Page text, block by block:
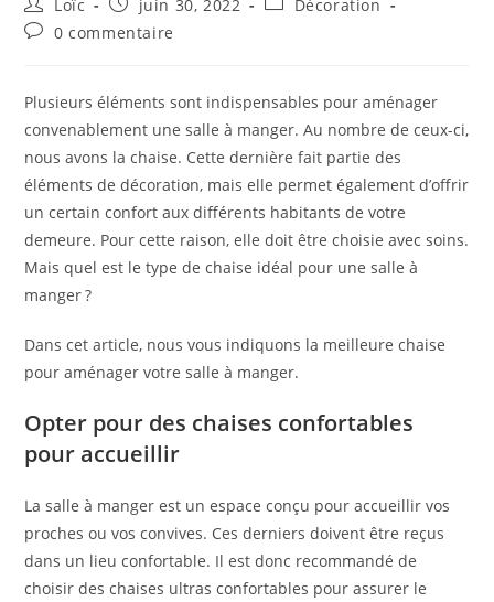
Loïc juin 30, 2022
Décoration
0 commentaire
Plusieurs éléments sont indispensables pour aménager
convenablement une salle à manger. Au nombre de ceux-ci,
nous avons la chaise. Cette dernière fait partie des
éléments de décoration, mais elle permet également d’offrir
un certain confort aux différents habitants de votre
demeure. Pour cette raison, elle doit être choisie avec soins.
Mais quel est le type de chaise idéal pour une salle à
manger ?
Dans cet article, nous vous indiquons la meilleure chaise
pour aménager votre salle à manger.
Opter pour des chaises confortables
pour accueillir
La salle à manger est un espace conçu pour accueillir vos
proches ou vos convives. Ces derniers doivent être reçus
dans un lieu confortable. Il est donc recommandé de
choisir des chaises ultras confortables pour assurer le